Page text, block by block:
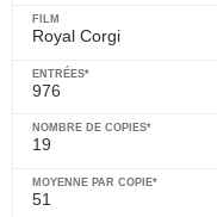
Royal Corgi
976
19
51